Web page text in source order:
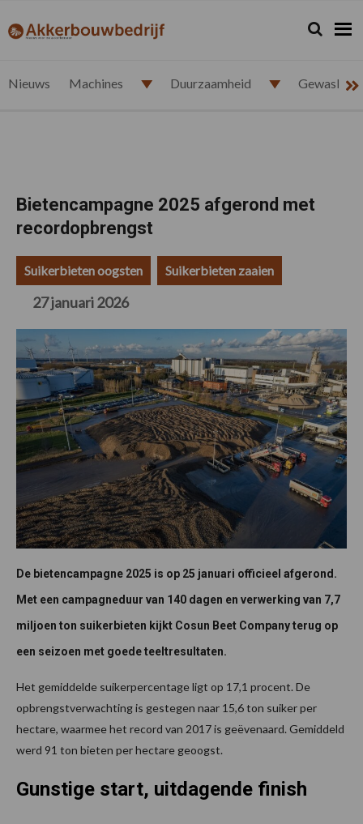
de
de
de
de
akkerbouwbedrijf.nl Zoeken...
Zoek
Nieuws Machines Duurzaamheid
Bietencampagne 2025 afgerond met
recordopbrengst
Suikerbieten oogsten Suikerbieten zaaien
27 januari 2026
De bietencampagne 2025 is op 25 januari officieel afgerond.
Met een campagneduur van 140 dagen en verwerking van 7,7
miljoen ton suikerbieten kijkt Cosun Beet Company terug op
een seizoen met goede teeltresultaten.
Het gemiddelde suikerpercentage ligt op 17,1 procent. De
opbrengstverwachting is gestegen naar 15,6 ton suiker per
hectare, waarmee het record van 2017 is geëvenaard. Gemiddeld
werd 91 ton bieten per hectare geoogst.
Gunstige start, uitdagende finish